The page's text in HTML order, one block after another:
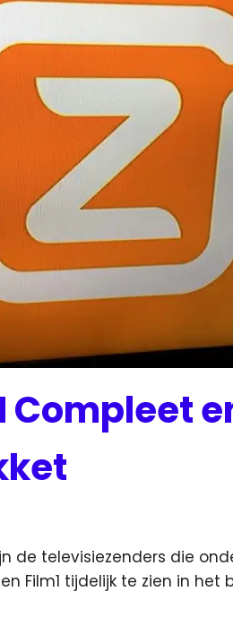
Compleet
de televisiezenders die
Film1 tijdelijk te zien in